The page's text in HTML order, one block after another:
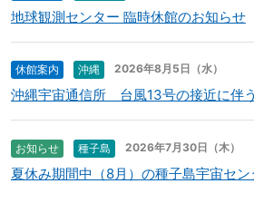
地球観測センター 臨時休館のお知らせ
休館案内 沖縄 2026年8月5日（水）
沖縄宇宙通信所 台風13号の接近に伴
お知らせ 種子島 2026年7月30日（木）
夏休み期間中（8月）の種子島宇宙セ